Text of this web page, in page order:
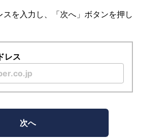
スを入力し、「次へ」ボタンを押し
レス